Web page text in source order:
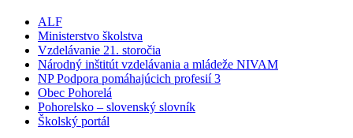
ALF
Ministerstvo školstva
Vzdelávanie 21. storočia
Národný inštitút vzdelávania a mládeže NIVAM
NP Podpora pomáhajúcich profesií 3
Obec Pohorelá
Pohorelsko – slovenský slovník
Školský portál